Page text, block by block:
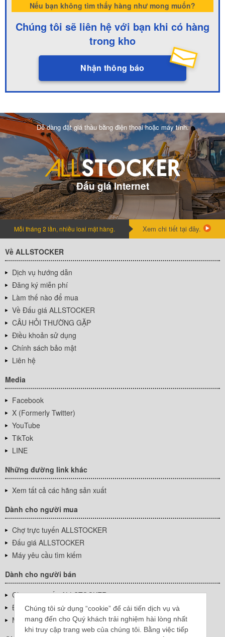
Chúng tôi sử dụng “cookie” để cải tiến dịch vụ và
mang đến cho Quý khách trải nghiệm hài lòng nhất
khi truy cập trang web của chúng tôi. Bằng việc tiếp
Nếu bạn không tìm thấy hàng như mong muốn?
Chúng tôi sẽ liên hệ với bạn khi có hàng
trong kho
Nhận thông báo
Dễ dàng đặt giá thầu bằng điện thoại hoặc máy tính.
Đấu giá internet
Mỗi tháng 2 lần, nhiều loai mặt hàng. Xem chi tiết tại đây.
Về ALLSTOCKER
Dịch vụ hướng dẫn
Đăng ký miễn phí
Làm thế nào để mua
Về Đấu giá ALLSTOCKER
CÂU HỎI THƯỜNG GẶP
Điều khoản sử dụng
Chính sách bảo mật
Liên hệ
Media
Facebook
X (Formerly Twitter)
YouTube
TikTok
LINE
Những đường link khác
Xem tất cả các hãng sản xuất
Dành cho người mua
Chợ trực tuyến ALLSTOCKER
Đấu giá ALLSTOCKER
Máy yêu cầu tìm kiếm
Dành cho người bán
Chợ trực tuyến ALLSTOCKER
Đấu giá ALLSTOCKER
Máy yêu cầu tìm kiếm